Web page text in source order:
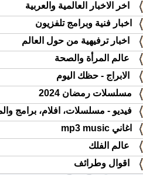
اخر الاخبار العالمية والعربية
اخبار فنية وبرامج تلفزيون
اخبار ترفيهية من حول العالم
عالم المرأة والصحة
الابراج - حظك اليوم
مسلسلات رمضان 2024
فيديو - مسلسلات، افلام، برامج
اغاني mp3 music
عالم الفلك
اقوال وطرائف